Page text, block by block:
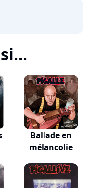
Ballade en
mélancolie